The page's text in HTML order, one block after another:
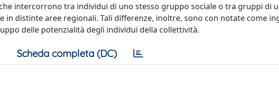
intercorrono tra individui di uno stesso gruppo sociale o tra gruppi di
in distinte aree regionali. Tali differenze, inoltre, sono con notate come
delle potenzialità degli individui della collettività.
Scheda completa (DC)